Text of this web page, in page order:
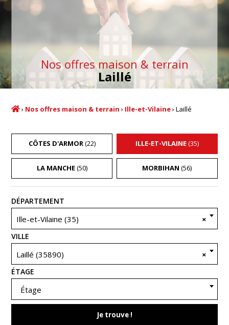
Nos offres maison & terrain
Laillé
› Nos offres maison & terrain › Ille-et-Vilaine›Laillé
CÔTES D'ARMOR(22) ILLE-ET-VILAINE(35)
LA MANCHE(50) MORBIHAN (56)
Recherche
DÉPARTEMENT
×
Ille-et-Vilaine (35)
VILLE
×
Laillé (35890)
ÉTAGE
Étage
Je trouve !